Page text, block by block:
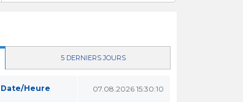
5 DERNIERS JOURS
Date/Heure 07.08.2026 15:30:10